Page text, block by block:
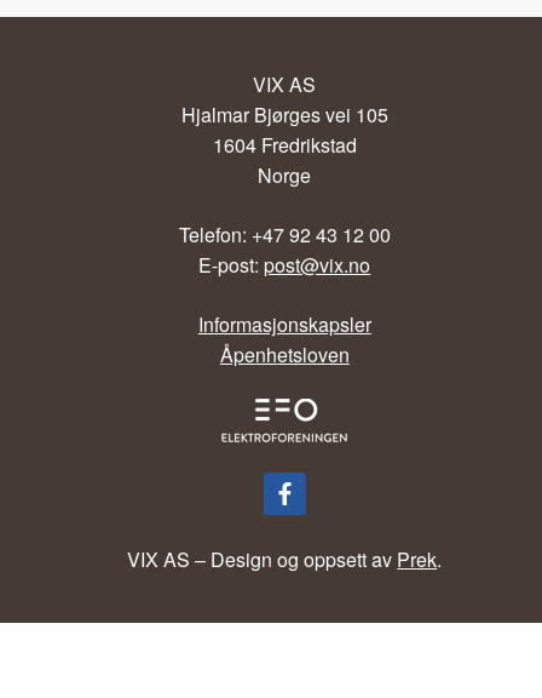
VIX AS
Hjalmar Bjørges vei 105
1604 Fredrikstad
Norge
Telefon: +47 92 43 12 00
E-post:post@vix.no
Informasjonskapsler
Åpenhetsloven
VIX AS – Design og oppsett av Prek.